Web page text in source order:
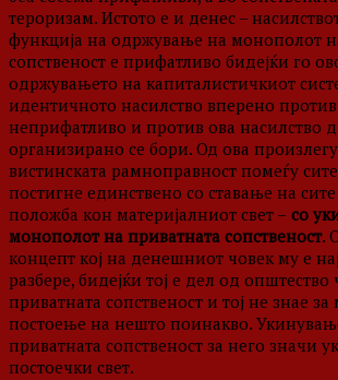
тероризам. Истото е и денес –
функција на одржување на монополот
сопственост е прифатливо бидејќи го
одржувањето на капиталистичкиот
идентичното насилство вперено
неприфатливо и против ова насилство
организирано се бори. Од ова
вистинската рамноправност помеѓу
постигне единствено со ставање на
положба кон материјалниот свет – со
монополот на приватната сопственост.
концепт кој на денешниот човек му е
разбере, бидејќи тој е дел од општество
приватната сопственост и тој не знае
постоење на нешто поинакво.
приватната сопственост за него значи
постоечки свет.